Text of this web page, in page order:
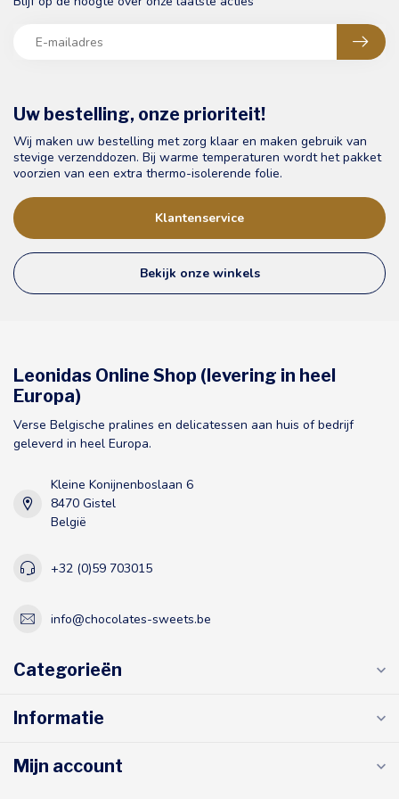
Uw bestelling, onze prioriteit!
Wij maken uw bestelling met zorg klaar en maken gebruik van
stevige verzenddozen. Bij warme temperaturen wordt het pakket
voorzien van een extra thermo-isolerende folie.
Klantenservice
Bekijk onze winkels
Leonidas Online Shop (levering in heel
Europa)
Verse Belgische pralines en delicatessen aan huis of bedrijf
geleverd in heel Europa.
Kleine Konijnenboslaan 6
8470 Gistel
België
+32 (0)59 703015
info@chocolates-sweets.be
Categorieën
Informatie
Mijn account